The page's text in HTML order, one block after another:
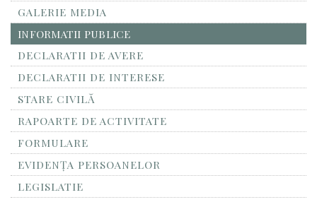
GALERIE MEDIA
INFORMATII PUBLICE
DECLARATII DE AVERE
DECLARATII DE INTERESE
STARE CIVILĂ
RAPOARTE DE ACTIVITATE
FORMULARE
EVIDENȚA PERSOANELOR
LEGISLATIE